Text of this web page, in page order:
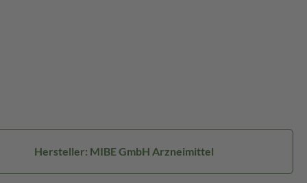
Hersteller: MIBE GmbH Arzneimittel